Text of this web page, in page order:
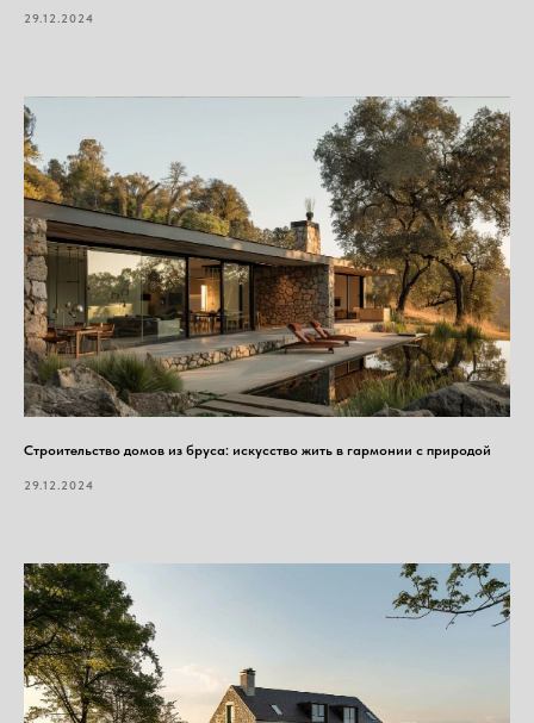
29.12.2024
Строительство домов из бруса: искусство жить в гармонии с природой
29.12.2024